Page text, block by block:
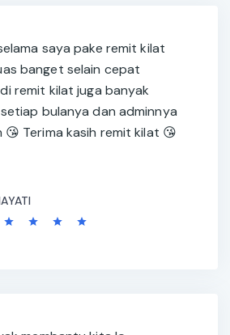
saya pake remit kilat
banget selain cepat
remit kilat juga banyak
bulanya dan adminnya
😘 Terima kasih remit kilat 😘